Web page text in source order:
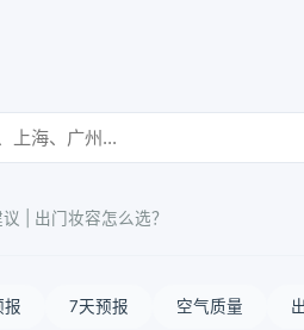
| 出门妆容怎么选？
报 7天预报 空气质量